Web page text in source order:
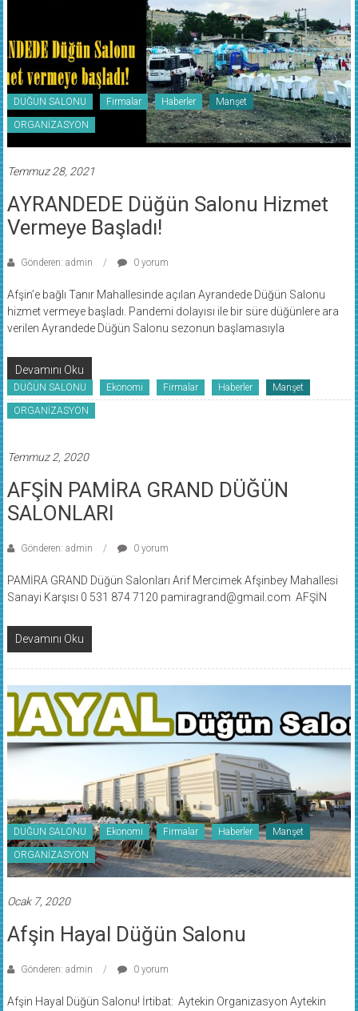
DÜĞÜN SALONU Firmalar Haberler Manşet
ORGANİZASYON
Temmuz 28, 2021
AYRANDEDE Düğün Salonu Hizmet
Vermeye Başladı!
Gönderen: admin 0 yorum
Afşin’e bağlı Tanır Mahallesinde açılan Ayrandede Düğün Salonu
hizmet vermeye başladı. Pandemi dolayısı ile bir süre düğünlere ara
verilen Ayrandede Düğün Salonu sezonun başlamasıyla
Devamını Oku
DÜĞÜN SALONU Ekonomi Firmalar Haberler Manşet
ORGANİZASYON
Temmuz 2, 2020
AFŞİN PAMİRA GRAND DÜĞÜN
SALONLARI
Gönderen: admin 0 yorum
PAMİRA GRAND Düğün Salonları Arif Mercimek Afşinbey Mahallesi
Sanayi Karşısı 0 531 874 7120 pamiragrand@gmail.com AFŞİN
Devamını Oku
DÜĞÜN SALONU Ekonomi Firmalar Haberler Manşet
ORGANİZASYON
Ocak 7, 2020
Afşin Hayal Düğün Salonu
Gönderen: admin 0 yorum
Afşin Hayal Düğün Salonu! İrtibat: Aytekin Organizasyon Aytekin